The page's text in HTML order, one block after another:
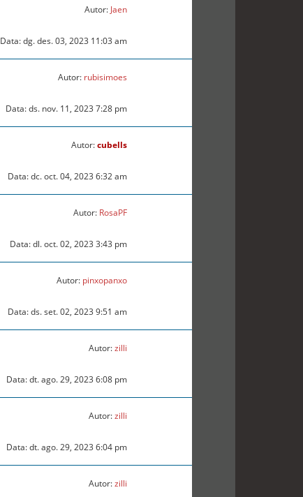
Autor: Jaen
Data: dg. des. 03, 2023 11:03 am
Autor: rubisimoes
Data: ds. nov. 11, 2023 7:28 pm
Autor:cubells
Data: dc. oct. 04, 2023 6:32 am
Autor: RosaPF
Data: dl. oct. 02, 2023 3:43 pm
Autor: pinxopanxo
Data: ds. set. 02, 2023 9:51 am
Autor:zilli
Data: dt. ago. 29, 2023 6:08 pm
Autor:zilli
Data: dt. ago. 29, 2023 6:04 pm
Autor:zilli